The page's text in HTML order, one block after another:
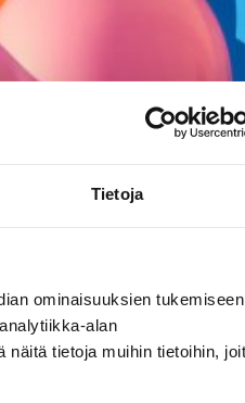
Tietoja
ominaisuuksien tukemiseen
alan
tietoja muihin tietoihin,